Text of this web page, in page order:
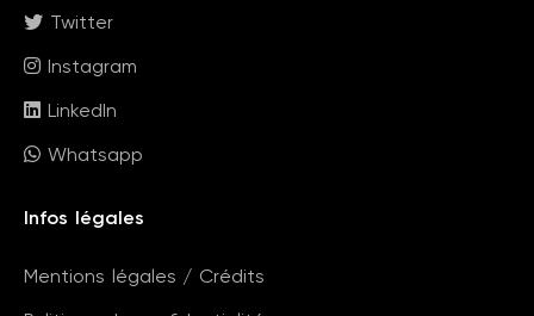
Twitter
Instagram
LinkedIn
Whatsapp
Infos légales
Mentions légales / Crédits